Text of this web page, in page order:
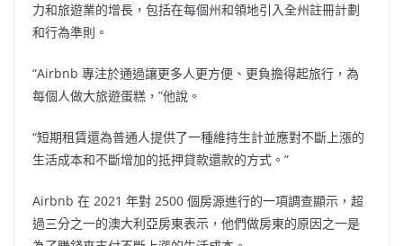
力和旅遊業的增長，包括在每個州和領地引入全州註冊計劃
和行為準則。
“Airbnb 專注於通過讓更多人更方便、更負擔得起旅行，為
每個人做大旅遊蛋糕，”他說。
“短期租賃還為普通人提供了一種維持生計並應對不斷上漲的
生活成本和不斷增加的抵押貸款還款的方式。”
Airbnb 在 2021 年對 2500 個房源進行的一項調查顯示，超
過三分之一的澳大利亞房東表示，他們做房東的原因之一是